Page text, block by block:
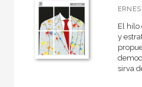
El hilo
y
sirva